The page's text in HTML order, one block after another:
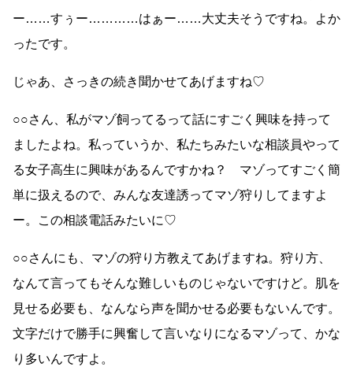
ー……すぅー…………はぁー……大丈夫そうですね。よか
ったです。
じゃあ、さっきの続き聞かせてあげますね♡
○○さん、私がマゾ飼ってるって話にすごく興味を持って
ましたよね。私っていうか、私たちみたいな相談員やって
る女子高生に興味があるんですかね？ マゾってすごく簡
単に扱えるので、みんな友達誘ってマゾ狩りしてますよ
ー。この相談電話みたいに♡
○○さんにも、マゾの狩り方教えてあげますね。狩り方、
なんて言ってもそんな難しいものじゃないですけど。肌を
見せる必要も、なんなら声を聞かせる必要もないんです。
文字だけで勝手に興奮して言いなりになるマゾって、かな
り多いんですよ。